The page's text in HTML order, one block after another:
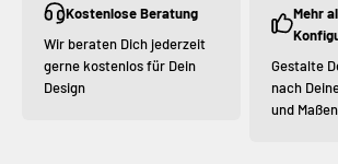
Kostenlose Beratung
Wir beraten Dich jederzeit
gerne kostenlos für Dein
Design
Mehr
Gestalte
nach
und Maßen